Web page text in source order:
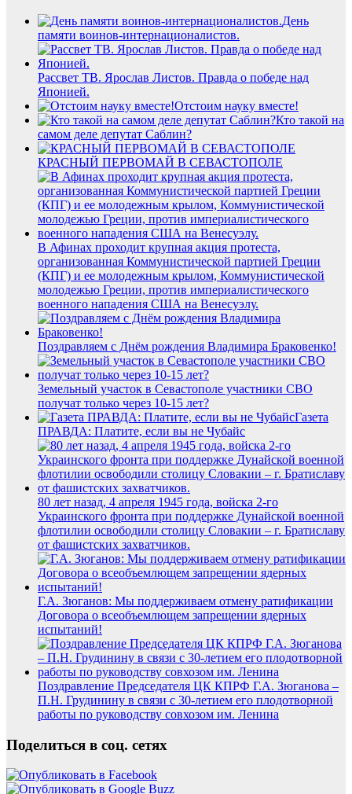
День
памяти воинов-интернационалистов.
Рассвет ТВ. Ярослав Листов. Правда о победе над
Японией.
Отстоим науку вместе!
Кто такой на
самом деле депутат Саблин?
КРАСНЫЙ ПЕРВОМАЙ В СЕВАСТОПОЛЕ
В Афинах проходит крупная акция протеста,
организованная Коммунистической партией Греции
(КПГ) и ее молодежным крылом, Коммунистической
молодежью Греции, против империалистического
военного нападения США на Венесуэлу.
Поздравляем с Днём рождения Владимира Браковенко!
Земельный участок в Севастополе участники СВО
получат только через 10-15 лет?
Газета
ПРАВДА: Платите, если вы не Чубайс
80 лет назад, 4 апреля 1945 года, войска 2-го
Украинского фронта при поддержке Дунайской военной
флотилии освободили столицу Словакии – г. Братиславу
от фашистских захватчиков.
Г.А. Зюганов: Мы поддерживаем отмену ратификации
Договора о всеобъемлющем запрещении ядерных
испытаний!
Поздравление Председателя ЦК КПРФ Г.А. Зюганова –
П.Н. Грудинину в связи с 30-летием его плодотворной
работы по руководству совхозом им. Ленина
Поделиться в соц. сетях